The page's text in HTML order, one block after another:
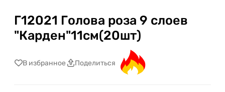
Г12021 Голова роза 9 слоев
"Карден"11см(20шт)
В избранное Поделиться